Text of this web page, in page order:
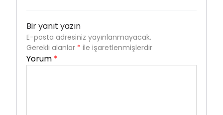
Bir yanıt yazın
E-posta adresiniz yayınlanmayacak.
Gerekli alanlar * ile işaretlenmişlerdir
Yorum *